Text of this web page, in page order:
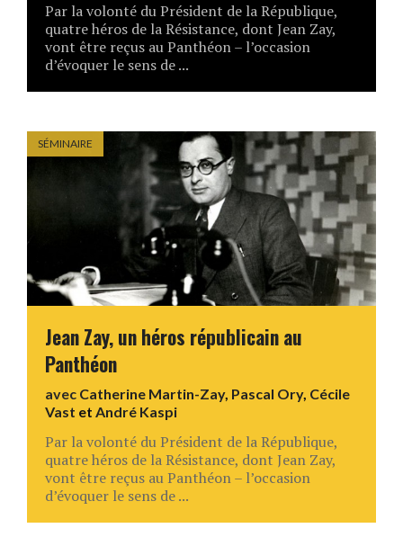
Par la volonté du Président de la République,
quatre héros de la Résistance, dont Jean Zay,
vont être reçus au Panthéon – l’occasion
d’évoquer le sens de ...
SÉMINAIRE
Jean Zay, un héros républicain au
Panthéon
avec Catherine Martin-Zay, Pascal Ory, Cécile
Vast et André Kaspi
Par la volonté du Président de la République,
quatre héros de la Résistance, dont Jean Zay,
vont être reçus au Panthéon – l’occasion
d’évoquer le sens de ...